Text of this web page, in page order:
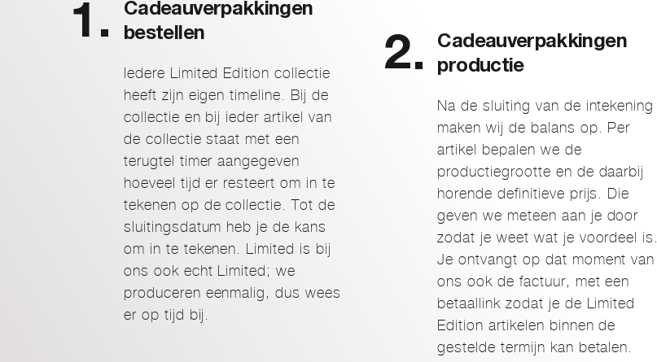
Cadeauverpakkingen
bestellen
Iedere Limited Edition collectie
heeft zijn eigen timeline. Bij de
collectie en bij ieder artikel van
de collectie staat met een
terugtel timer aangegeven
hoeveel tijd er resteert om in te
tekenen op de collectie. Tot de
sluitingsdatum heb je de kans
om in te tekenen. Limited is bij
ons ook echt Limited; we
produceren eenmalig, dus wees
er op tijd bij.
Cadeauverpakkingen
productie
Na de sluiting van de intekening
maken wij de balans op. Per
artikel bepalen we de
productiegrootte en de daarbij
horende definitieve prijs. Die
geven we meteen aan je door
zodat je weet wat je voordeel is.
Je ontvangt op dat moment van
ons ook de factuur, met een
betaallink zodat je de Limited
Edition artikelen binnen de
gestelde termijn kan betalen.